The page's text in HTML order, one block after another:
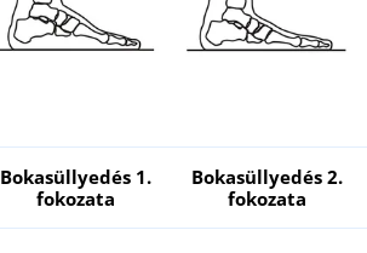
Bokasüllyedés 1.
fokozata
Bokasüllyedés 2.
fokozata